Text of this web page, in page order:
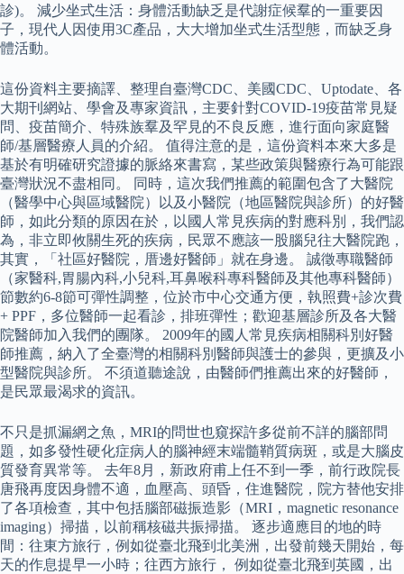
診)。 減少坐式生活：身體活動缺乏是代謝症候羣的一重要因
子，現代人因使用3C產品，大大增加坐式生活型態，而缺乏身
體活動。
這份資料主要摘譯、整理自臺灣CDC、美國CDC、Uptodate、各
大期刊網站、學會及專家資訊，主要針對COVID-19疫苗常見疑
問、疫苗簡介、特殊族羣及罕見的不良反應，進行面向家庭醫
師/基層醫療人員的介紹。 值得注意的是，這份資料本來大多是
基於有明確研究證據的脈絡來書寫，某些政策與醫療行為可能跟
臺灣狀況不盡相同。 同時，這次我們推薦的範圍包含了大醫院
（醫學中心與區域醫院）以及小醫院（地區醫院與診所）的好醫
師，如此分類的原因在於，以國人常見疾病的對應科別，我們認
為，非立即攸關生死的疾病，民眾不應該一股腦兒往大醫院跑，
其實，「社區好醫院，厝邊好醫師」就在身邊。 誠徵專職醫師
（家醫科,胃腸內科,小兒科,耳鼻喉科專科醫師及其他專科醫師）
節數約6-8節可彈性調整，位於市中心交通方便，執照費+診次費
+ PPF，多位醫師一起看診，排班彈性；歡迎基層診所及各大醫
院醫師加入我們的團隊。 2009年的國人常見疾病相關科別好醫
師推薦，納入了全臺灣的相關科別醫師與護士的參與，更擴及小
型醫院與診所。 不須道聽途說，由醫師們推薦出來的好醫師，
是民眾最渴求的資訊。
不只是抓漏網之魚，MRI的問世也窺探許多從前不詳的腦部問
題，如多發性硬化症病人的腦神經末端髓鞘質病斑，或是大腦皮
質發育異常等。 去年8月，新政府甫上任不到一季，前行政院長
唐飛再度因身體不適，血壓高、頭昏，住進醫院，院方替他安排
了各項檢查，其中包括腦部磁振造影（MRI，magnetic resonance
imaging）掃描，以前稱核磁共振掃描。 逐步適應目的地的時
間：往東方旅行，例如從臺北飛到北美洲，出發前幾天開始，每
天的作息提早一小時；往西方旅行， 例如從臺北飛到英國，出